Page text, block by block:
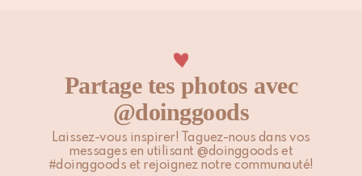
Partage tes photos avec
@doinggoods
Laissez-vous inspirer! Taguez-nous dans vos
messages en utilisant @doinggoods et
#doinggoods et rejoignez notre communauté!